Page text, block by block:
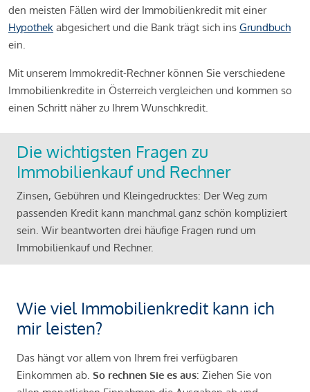
den meisten Fällen wird der Immobilienkredit mit einer
Hypothek abgesichert und die Bank trägt sich ins Grundbuch
ein.
Mit unserem Immokredit-Rechner können Sie verschiedene
Immobilienkredite in Österreich vergleichen und kommen so
einen Schritt näher zu Ihrem Wunschkredit.
Die wichtigsten Fragen zu
Immobilienkauf und Rechner
Zinsen, Gebühren und Kleingedrucktes: Der Weg zum
passenden Kredit kann manchmal ganz schön kompliziert
sein. Wir beantworten drei häufige Fragen rund um
Immobilienkauf und Rechner.
Wie viel Immobilienkredit kann ich
mir leisten?
Das hängt vor allem von Ihrem frei verfügbaren
Einkommen ab. So rechnen Sie es aus: Ziehen Sie von